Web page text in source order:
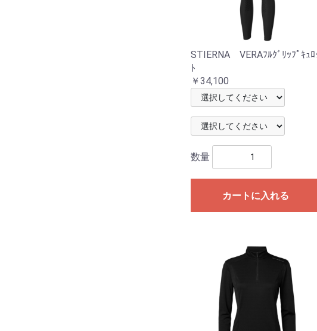
STIERNA VERAﾌﾙｸﾞﾘｯﾌﾟｷｭﾛ
ﾄ
￥34,100
数量
カートに入れる